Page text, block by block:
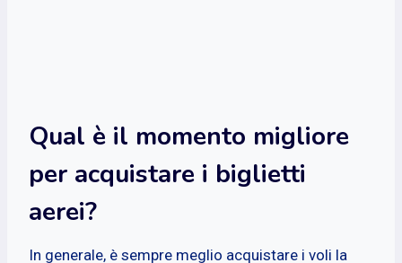
Qual è il momento migliore
per acquistare i biglietti
aerei?
In generale, è sempre meglio acquistare i voli la